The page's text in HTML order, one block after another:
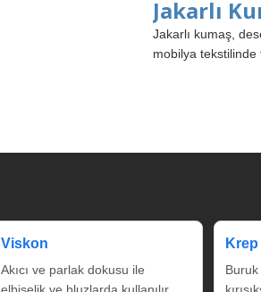
Jakarlı
Jakarlı kumaş,
mobilya tekstilinde
Viskon
Akıcı ve parlak dokusu ile
Krep
Buruk